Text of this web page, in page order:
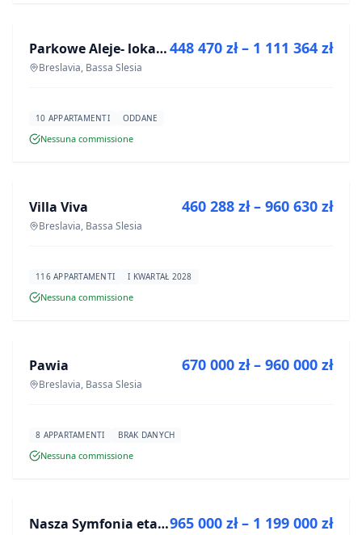
PROGETTO Parkowe Aleje- lokale usługowe
Breslavia, Bassa Slesia
448 470 zł – 1 111 364 zł
10 APPARTAMENTI ODDANE
Nessuna commissione
PROGETTO
Villa Viva
Breslavia, Bassa Slesia
460 288 zł – 960 630 zł
116 APPARTAMENTI I KWARTAŁ 2028
Nessuna commissione
PROGETTO
Pawia
Breslavia, Bassa Slesia
670 000 zł – 960 000 zł
8 APPARTAMENTI BRAK DANYCH
Nessuna commissione
PROGETTO Nasza Symfonia etap III965 000 zł – 1 199 000 zł